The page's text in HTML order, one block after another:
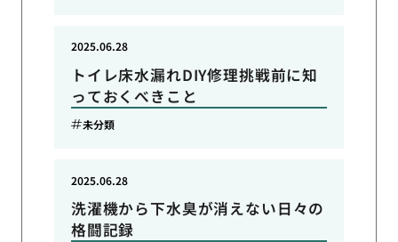
トイレ床水漏れDIY修理挑戦前に知
っておくべきこと
2025.06.28
未分類
洗濯機から下水臭が消えない日々の
格闘記録
2025.06.28